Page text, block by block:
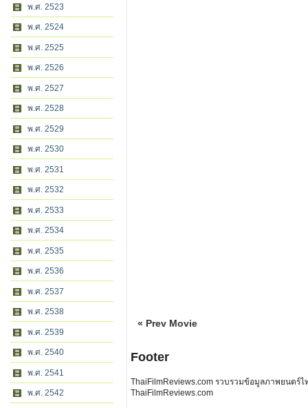
พ.ศ. 2523
พ.ศ. 2524
พ.ศ. 2525
พ.ศ. 2526
พ.ศ. 2527
พ.ศ. 2528
พ.ศ. 2529
พ.ศ. 2530
พ.ศ. 2531
พ.ศ. 2532
พ.ศ. 2533
พ.ศ. 2534
พ.ศ. 2535
พ.ศ. 2536
พ.ศ. 2537
พ.ศ. 2538
พ.ศ. 2539
พ.ศ. 2540
พ.ศ. 2541
พ.ศ. 2542
« Prev Movie
Footer
ThaiFilmReviews.com รวบรวมข้อมูลภาพยนตร์
ThaiFilmReviews.com